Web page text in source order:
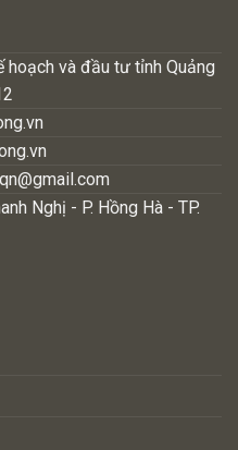
và đầu tư tỉnh Quảng
Nghị - P. Hồng Hà - TP.